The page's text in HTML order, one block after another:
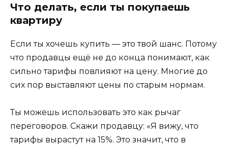
Что делать, если ты покупаешь
квартиру
Если ты хочешь купить — это твой шанс. Потому
что продавцы ещё не до конца понимают, как
сильно тарифы повлияют на цену. Многие до
сих пор выставляют цены по старым нормам.
Ты можешь использовать это как рычаг
переговоров. Скажи продавцу: «Я вижу, что
тарифы вырастут на 15%. Это значит, что в